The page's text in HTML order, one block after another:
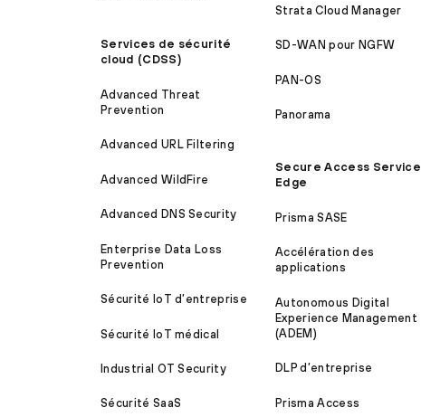
Services de sécurité
cloud (CDSS)
Advanced Threat
Prevention
Advanced URL Filtering
Advanced WildFire
Advanced DNS Security
Enterprise Data Loss
Prevention
Sécurité IoT d’entreprise
Sécurité IoT médical
Industrial OT Security
Sécurité SaaS
Strata Cloud Manager
SD-WAN pour NGFW
PAN-OS
Panorama
Secure Access Service
Edge
Prisma SASE
Accélération des
applications
Autonomous Digital
Experience Management
(ADEM)
DLP d’entreprise
Prisma Access